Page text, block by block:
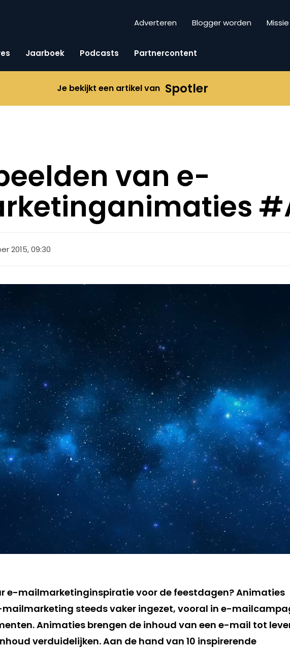
Adverteren Blogger worden
Jaarboek Podcasts Partnercontent
Je bekijkt een artikel van Spotler
van e-
2015, 09:30
e-mailmarketinginspiratie voor de feestdagen? Animaties
steeds vaker ingezet, vooral in e-
Animaties brengen de inhoud van een e-mail tot
verduidelijken. Aan de hand van 10 inspirerende